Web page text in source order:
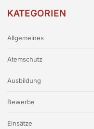
KATEGORIEN
Allgemeines
Atemschutz
Ausbildung
Bewerbe
Einsätze